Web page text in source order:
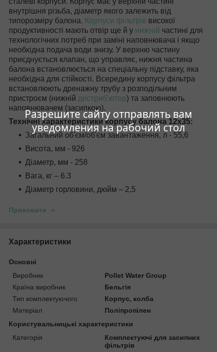
Разрешите сайту отправлять вам
уведомления на рабочий стол
внутрішня різьба, діаметр якого залежить від
типорозміру балона. Корпуси фільтрів високої
продуктивності мають отвір ще й у нижній частині для
технологічних потреб при заміні наповнювача і якщо
необхідна подача води знизу. У верхню частину
приєднується клапан, що управляє, нижня частина
балона встановлюється на спеціальну підставку, яка
необхідна для стійкості. Всередину корпусу фільтра
встановлюють дренажну трубу з розподільним
пристроєм (нижній дистриб'ютор) та заповнюють
наповнювачем (засипкою).
Технічні характеристики корпусу балона 12x35:
Загальний об'єм/об'єм завантаження, л - 55,6
Висота, мм - 926
Діаметр, мм - 258
Вага, кг – 6.3
Діаметр горловини, дюйм – 2,5
Приховати
Характеристики
Основні
Виробник
Pollet Water Group
Країна виробник
Бельгія
Тип комплектуючого
Корпус, колба
Матеріал
Поліпропілен
Користувальницькі характеристики
Категорія
Комплектуючі для засипних
фільтрів